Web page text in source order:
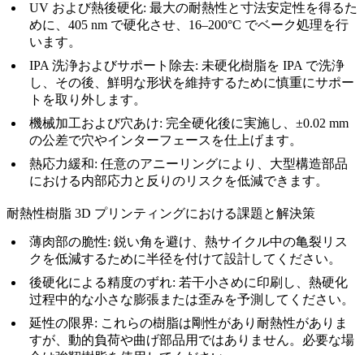
UV および熱後硬化: 最大の耐熱性と寸法安定性を得るた
めに、405 nm で硬化させ、16–200°C でベーク処理を行
います。
IPA 洗浄およびサポート除去: 未硬化樹脂を IPA で洗浄
し、その後、鮮明な形状を維持するために慎重にサポー
トを取り外します。
機械加工および穴あけ: 完全硬化後に実施し、±0.02 mm
の公差で穴やインターフェースを仕上げます。
熱応力緩和: 任意のアニーリングにより、大型構造部品
における内部応力と反りのリスクを低減できます。
耐熱性樹脂 3D プリンティングにおける課題と解決策
薄肉部の脆性: 鋭い角を避け、熱サイクル中の亀裂リス
クを低減するために半径を付けて設計してください。
後硬化による精度のずれ: 若干小さめに印刷し、熱硬化
过程中的な小さな膨張または歪みを予測してください。
延性の限界: これらの樹脂は剛性があり耐熱性がありま
すが、動的負荷や曲げ部品用ではありません。必要な場